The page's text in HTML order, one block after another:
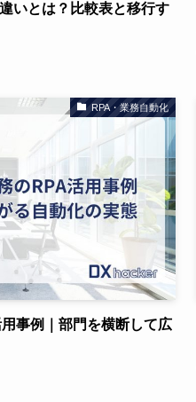
いとは？比較表と移行す
RPA・業務自動化
事例｜部門を横断して広